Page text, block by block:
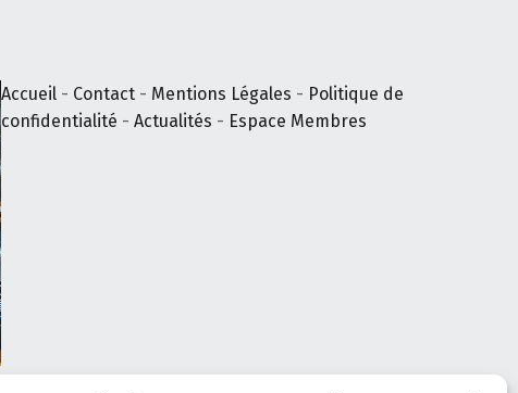
Accueil - Contact - Mentions Légales - Politique de
confidentialité -Actualités - Espace Membres